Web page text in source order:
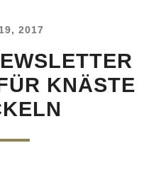
2017
KNÄSTE